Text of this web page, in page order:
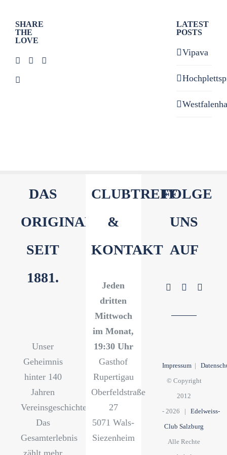
SHARE
THE
LOVE
LATEST
POSTS
Vipava
DAS
ORIGINAL
SEIT
1881.
Unser
Geheimnis
hinter 140
Jahren
Vereinsgeschichte?
Das
Gesamterlebnis
zählt mehr
CLUBTREFF
&
KONTAKT
Jeden
dritten
Mittwoch
im Monat,
19:30 Uhr
Gasthof
Rupertigau
Oberfeldstraße
27
5071 Wals-
Siezenheim
FOLGE
UNS
AUF
Impressum|
© Copyright
2012
- 2026 | Edelweiss-
Club Salzburg
Alle Rechte